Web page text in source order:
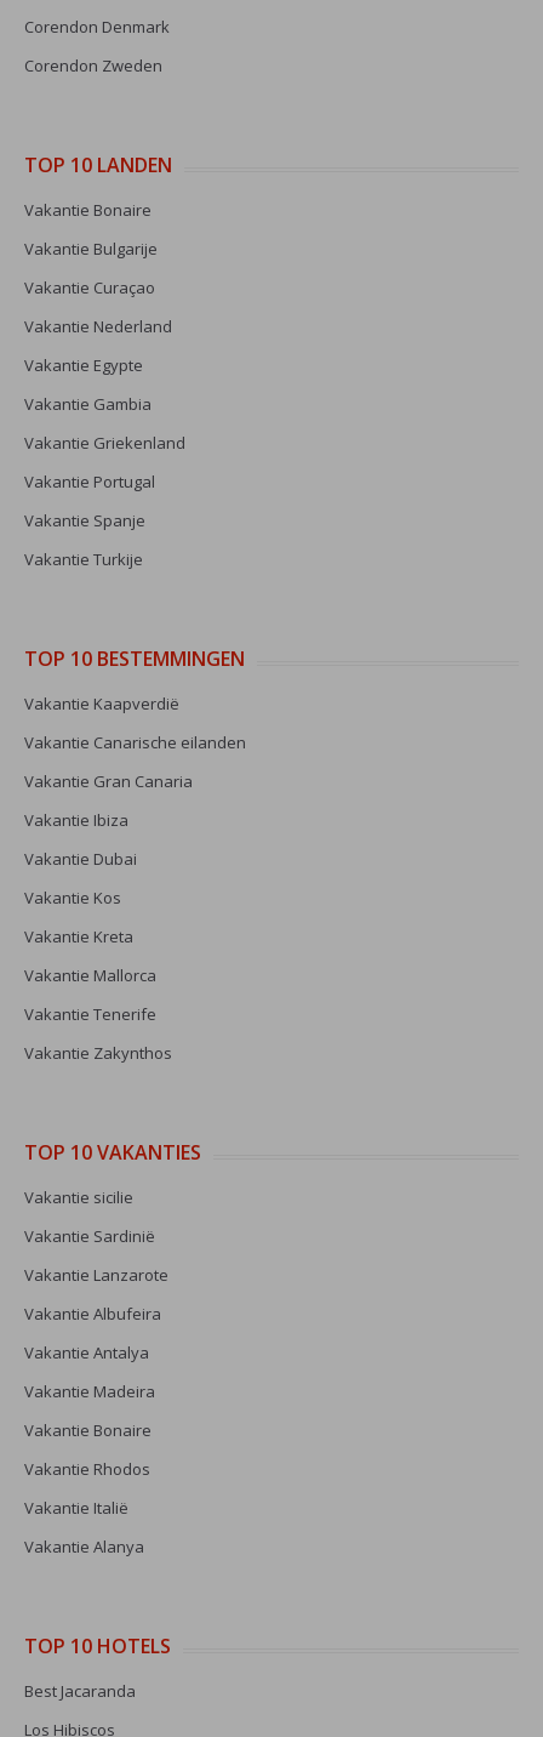
Corendon Denmark
Corendon Zweden
TOP 10 LANDEN
Vakantie Bonaire
Vakantie Bulgarije
Vakantie Curaçao
Vakantie Nederland
Vakantie Egypte
Vakantie Gambia
Vakantie Griekenland
Vakantie Portugal
Vakantie Spanje
Vakantie Turkije
TOP 10 BESTEMMINGEN
Vakantie Kaapverdië
Vakantie Canarische eilanden
Vakantie Gran Canaria
Vakantie Ibiza
Vakantie Dubai
Vakantie Kos
Vakantie Kreta
Vakantie Mallorca
Vakantie Tenerife
Vakantie Zakynthos
TOP 10 VAKANTIES
Vakantie sicilie
Vakantie Sardinië
Vakantie Lanzarote
Vakantie Albufeira
Vakantie Antalya
Vakantie Madeira
Vakantie Bonaire
Vakantie Rhodos
Vakantie Italië
Vakantie Alanya
TOP 10 HOTELS
Best Jacaranda
Los Hibiscos